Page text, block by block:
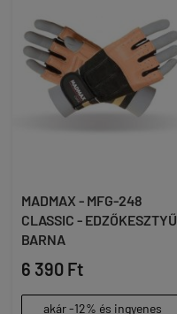
MADMAX - MFG-248
CLASSIC - EDZŐKESZTYŰ
BARNA
6 390 Ft
akár -12% és ingyenes